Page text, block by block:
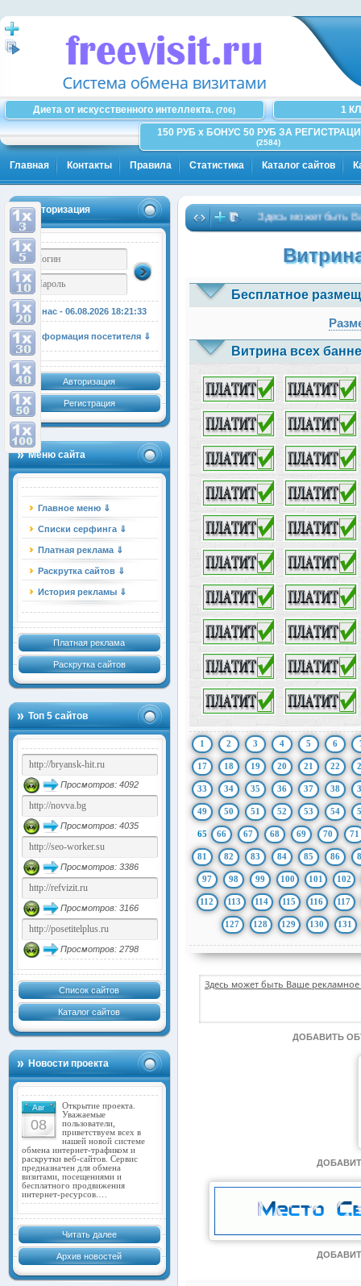
Диета от искусственного интеллекта. (706)
1
150 РУБ x БОНУС 50 РУБ ЗА
(2584)
Главная Контакты Правила Статистика Каталог сайтов
Авторизация
У нас - 06.08.2026 18:21:34
Информация посетителя ⇓
Авторизация
Регистрация
Меню сайта
Главное меню ⇓
Списки серфинга ⇓
Платная реклама ⇓
Раскрутка сайтов ⇓
История рекламы ⇓
Платная реклама
Раскрутка сайтов
Топ 5 сайтов
Просмотров: 4092
Просмотров: 4035
Просмотров: 3386
Просмотров: 3166
Просмотров: 2798
Список сайтов
Каталог сайтов
Новости проекта
Авг
08
Открытие проекта.
Уважаемые
пользователи,
приветствуем всех в
нашей новой системе
обмена интернет-трафиком и
раскрутки веб-сайтов. Сервис
предназначен для обмена
визитами, посещениями и
бесплатного продвижения
интернет-ресурсов.…
Читать далее
Архив новостей
Здесь может быть Ваша
Бесплатное
Витрина всех
1 2 3 4 5 6
17 18 19 20 21 22
33 34 35 36 37 38
49 50 51 52 53 54
65 66 67 68 69 70 71
81 82 83 84 85 86
97 98 99 100 101 102
112 113 114 115 116 117
127 128 129 130 131
Здесь может быть Ваше
ДОБАВИТЬ